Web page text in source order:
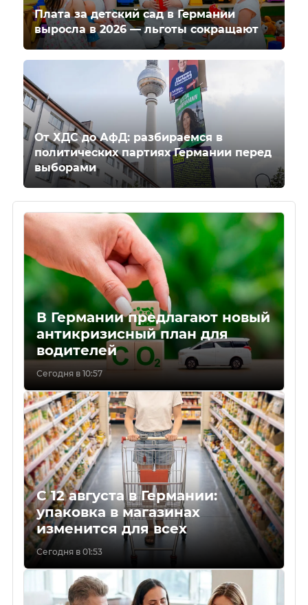
Плата за детский сад в Германии
выросла в 2026 — льготы сокращают
От ХДС до АфД: разбираемся в
политических партиях Германии перед
выборами
В Германии предлагают новый
антикризисный план для
водителей
Сегодня в 10:57
С 12 августа в Германии:
упаковка в магазинах
изменится для всех
Сегодня в 01:53